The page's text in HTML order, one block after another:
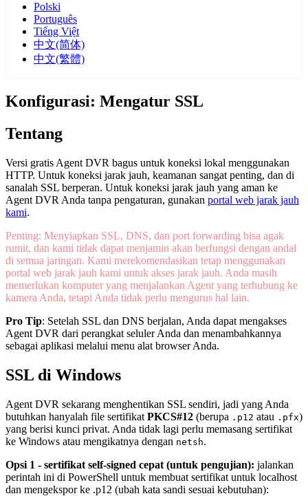
Polski
Português
Tiếng Việt
中文(简体)
中文(繁體)
Konfigurasi: Mengatur SSL
Tentang
Versi gratis Agent DVR bagus untuk koneksi lokal menggunakan
HTTP. Untuk koneksi jarak jauh, keamanan sangat penting, dan di
sanalah SSL berperan. Untuk koneksi jarak jauh yang aman ke
Agent DVR Anda tanpa pengaturan, gunakan portal web jarak jauh
kami.
Penting: Menyiapkan SSL, DNS, dan port forwarding bisa agak
rumit, dan kami tidak dapat menjamin akan berfungsi dengan andal
di semua jaringan. Kami merekomendasikan tetap menggunakan
portal web jarak jauh kami untuk akses jarak jauh. Anda masih
memerlukan komputer yang menjalankan Agent yang terhubung ke
kamera Anda, tetapi Anda tidak perlu mengurus hal lain.
Pro Tip: Setelah SSL dan DNS berjalan, Anda dapat mengakses
Agent DVR dari perangkat seluler Anda dan menambahkannya
sebagai aplikasi melalui menu alat browser Anda.
SSL di Windows
Agent DVR sekarang menghentikan SSL sendiri, jadi yang Anda
butuhkan hanyalah file sertifikat PKCS#12 (berupa .p12 atau .pfx)
yang berisi kunci privat. Anda tidak lagi perlu memasang sertifikat
ke Windows atau mengikatnya dengan netsh.
Opsi 1 - sertifikat self-signed cepat (untuk pengujian): jalankan
perintah ini di PowerShell untuk membuat sertifikat untuk localhost
dan mengekspor ke .p12 (ubah kata sandi sesuai kebutuhan):